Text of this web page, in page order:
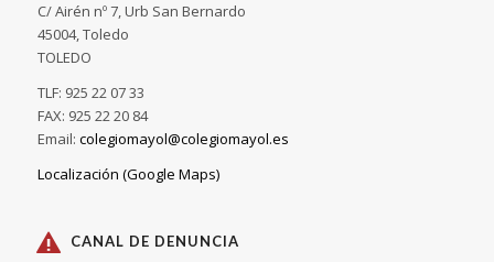
C/ Airén nº 7, Urb San Bernardo
45004, Toledo
TOLEDO
TLF: 925 22 07 33
FAX: 925 22 20 84
Email: colegiomayol@colegiomayol.es
Localización (Google Maps)
CANAL DE DENUNCIA